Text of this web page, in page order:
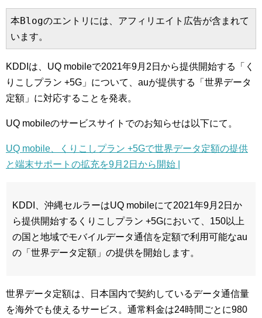
本Blogのエントリには、アフィリエイト広告が含まれて
います。
KDDIは、UQ mobileで2021年9月2日から提供開始する「く
りこしプラン +5G」について、auが提供する「世界データ
定額」に対応することを発表。
UQ mobileのサービスサイトでのお知らせは以下にて。
UQ mobile、くりこしプラン +5Gで世界データ定額の提供
と端末サポートの拡充を9月2日から開始 |
KDDI、沖縄セルラーはUQ mobileにて2021年9月2日か
ら提供開始するくりこしプラン +5Gにおいて、150以上
の国と地域でモバイルデータ通信を定額で利用可能なau
の「世界データ定額」の提供を開始します。
世界データ定額は、日本国内で契約しているデータ通信量
を海外でも使えるサービス。通常料金は24時間ごとに980